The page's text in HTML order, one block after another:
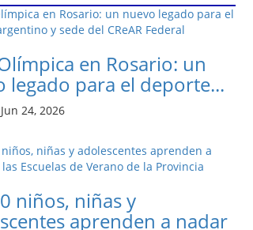
en Rosario: un
legado para el deporte...
Jun 24, 2026
niños, niñas y
aprenden a nadar